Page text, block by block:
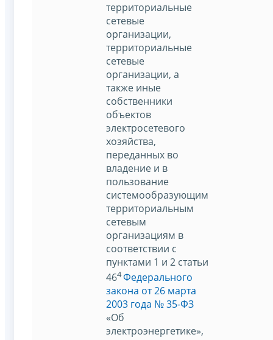
территориальные
сетевые
организации,
территориальные
сетевые
организации, а
также иные
собственники
объектов
электросетевого
хозяйства,
переданных во
владение и в
пользование
системообразующим
территориальным
сетевым
организациям в
соответствии с
пунктами 1 и 2 статьи
464Федерального
закона от 26 марта
2003 года № 35-ФЗ
«Об
электроэнергетике»,